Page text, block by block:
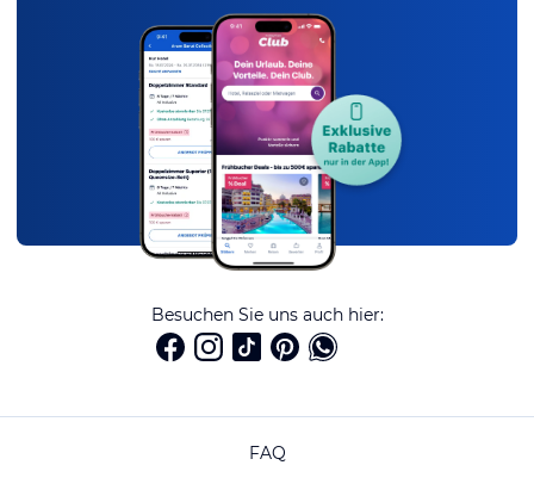
Besuchen Sie uns auch hier:
FAQ